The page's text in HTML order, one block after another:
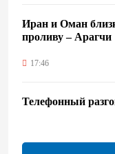
Иран и Оман
проливу – Арагчи
17:46
Телефонный